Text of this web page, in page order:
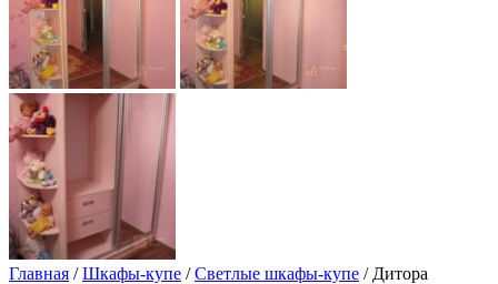
Главная /Шкафы-купе /Светлые шкафы-купе / Дитора